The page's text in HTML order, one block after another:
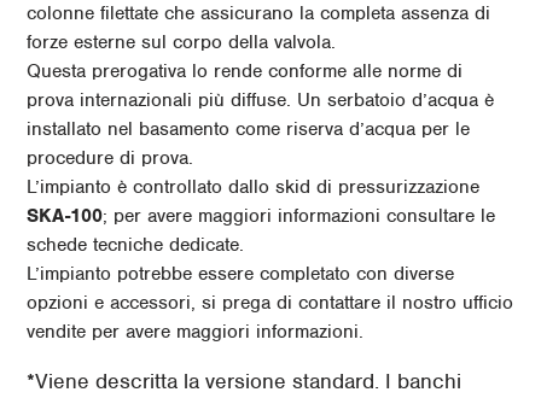
colonne filettate che assicurano la completa assenza di
forze esterne sul corpo della valvola.
Questa prerogativa lo rende conforme alle norme di
prova internazionali più diffuse. Un serbatoio d’acqua è
installato nel basamento come riserva d’acqua per le
procedure di prova.
L’impianto è controllato dallo skid di pressurizzazione
SKA-100; per avere maggiori informazioni consultare le
schede tecniche dedicate.
L’impianto potrebbe essere completato con diverse
opzioni e accessori, si prega di contattare il nostro ufficio
vendite per avere maggiori informazioni.
*Viene descritta la versione standard. I banchi